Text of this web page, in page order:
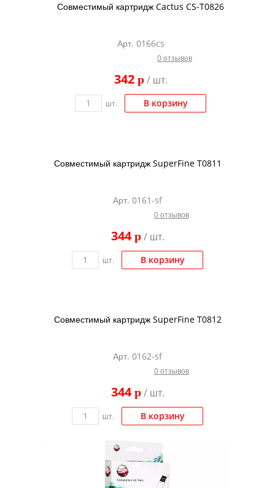
Совместимый картридж Cactus CS-T0826
Арт. 0166cs
0 отзывов
342 p/ шт.
шт. В корзину
Совместимый картридж SuperFine T0811
Арт. 0161-sf
0 отзывов
344p/ шт.
шт. В корзину
Совместимый картридж SuperFine T0812
Арт. 0162-sf
0 отзывов
344p/ шт.
шт. В корзину